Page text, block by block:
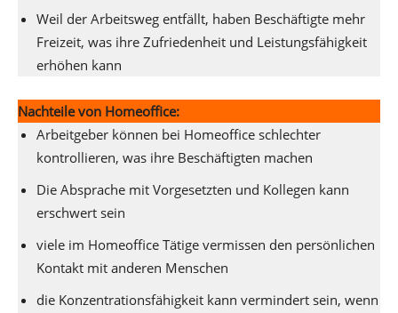
Weil der Arbeitsweg entfällt, haben Beschäftigte mehr
Freizeit, was ihre Zufriedenheit und Leistungsfähigkeit
erhöhen kann
Nachteile von Homeoffice:
Arbeitgeber können bei Homeoffice schlechter
kontrollieren, was ihre Beschäftigten machen
Die Absprache mit Vorgesetzten und Kollegen kann
erschwert sein
viele im Homeoffice Tätige vermissen den persönlichen
Kontakt mit anderen Menschen
die Konzentrationsfähigkeit kann vermindert sein, wenn